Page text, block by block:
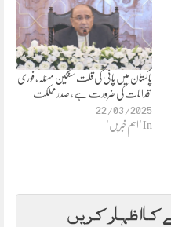
پاکستان میں پانی کی قلت سنگین مسئلہ، فوری
اقدامات کی ضرورت ہے، صدر مملکت
22/03/2025
In "اہم خبریں"
کا اظہار کریں